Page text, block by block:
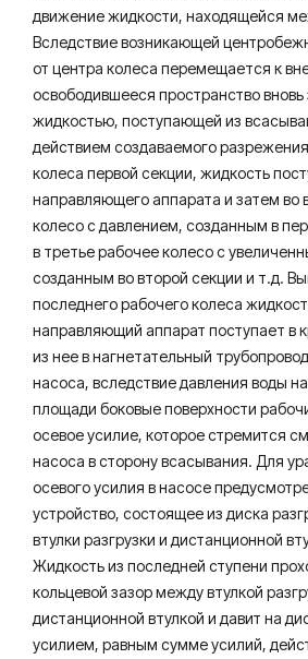
движение жидкости, находящейся
Вследствие возникающей
от центра колеса перемещается к
освободившееся пространство
жидкостью, поступающей из
действием создаваемого
колеса первой секции, жидкость
направляющего аппарата и затем во
колесо с давлением, созданным в
в третье рабочее колесо с
созданным во второй секции и т.д.
последнего рабочего колеса
направляющий аппарат поступает в
из нее в нагнетательный
насоса, вследствие давления воды
площади боковые поверхности
осевое усилие, которое стремится
насоса в сторону всасывания. Для
осевого усилия в насосе
устройство, состоящее из диска
втулки разгрузки и дистанционной
Жидкость из последней ступени
кольцевой зазор между втулкой
дистанционной втулкой и давит на
усилием, равным сумме усилий,